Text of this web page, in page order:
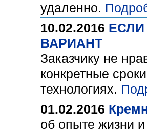
удаленно.
10.02.2016
ВАРИАНТ
Заказчику не
конкретные
технологиях.
01.02.2016
об опыте жизни